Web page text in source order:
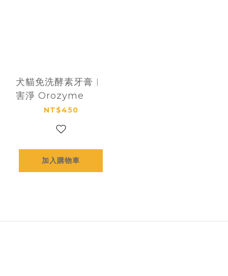
犬貓免洗酵素牙膏︱
害淨 Orozyme
NT$450
加入購物車